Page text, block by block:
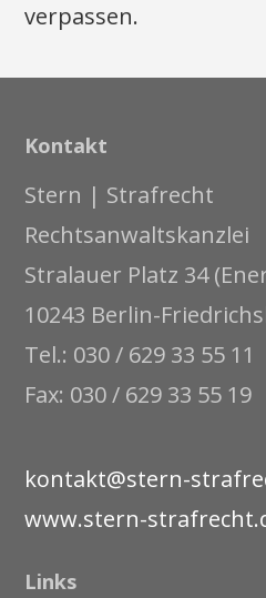
verpassen.
Kontakt
Stern | Strafrecht
Rechtsanwaltskanzlei
Stralauer Platz 34
10243 Berlin-
Tel.: 030 / 629 33 55 11
Fax: 030 / 629 33 55 19
kontakt@stern-
www.stern-
Links